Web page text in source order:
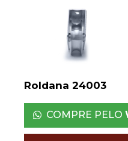
Roldana 24003
COMPRE PELO